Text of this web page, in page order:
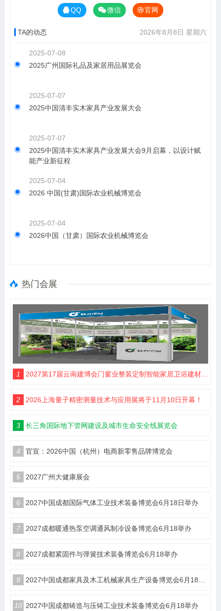
QQ 微信 官网
TA的动态 2026年8月8日 星期六
2025-07-08
2025广州国际礼品及家居用品展览会
2025-07-07
2025中国清丰实木家具产业发展大会
2025-07-07
2025中国清丰实木家具产业发展大会9月启幕，以设计赋
能产业新征程
2025-07-04
2026 中国(甘肃)国际农业机械博览会
2025-07-04
2026中国（甘肃）国际农业机械博览会
热门会展
1 2027第17届云南建博会门窗业整装定制智能家居卫浴建材展会
2 2026上海量子精密测量技术与应用展将于11月10日开幕！
3 长三角国际地下管网建设及城市生命安全线展览会
4 官宣：2026中国（杭州）电商新零售品牌博览会
5 2027广州大健康展会
6 2027中国成都国际气体工业技术装备博览会6月18日举办
7 2027成都暖通热泵空调通风制冷设备博览会6月18举办
8 2027成都紧固件与弹簧技术装备博览会6月18举办
9 2027中国成都家具及木工机械家具生产设备博览会6月18举办
10 2027中国成都铸造与压铸工业技术装备博览会6月18举办